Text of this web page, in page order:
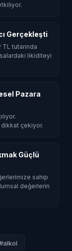
Gerçekleşti
TL tutarında
likiditeyi
Pazara
çekiyor.
Güçlü
sahip
değerlerin